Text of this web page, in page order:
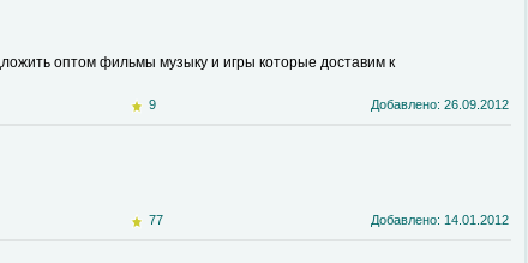
оптом фильмы музыку и игры которые доставим к
9 Добавлено: 26.09.2012
77 Добавлено: 14.01.2012